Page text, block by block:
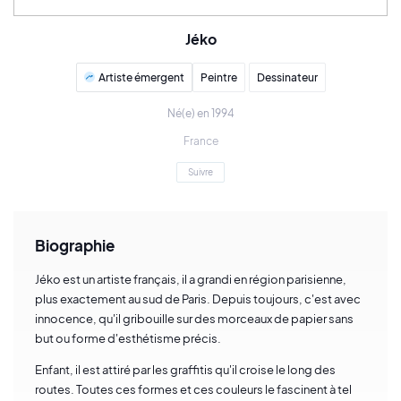
Jéko
Artiste émergent Peintre Dessinateur
Né(e) en 1994
France
Suivre
Biographie
Jéko est un artiste français, il a grandi en région parisienne,
plus exactement au sud de Paris. Depuis toujours, c'est avec
innocence, qu'il gribouille sur des morceaux de papier sans
but ou forme d'esthétisme précis.
Enfant, il est attiré par les graffitis qu'il croise le long des
routes. Toutes ces formes et ces couleurs le fascinent à tel